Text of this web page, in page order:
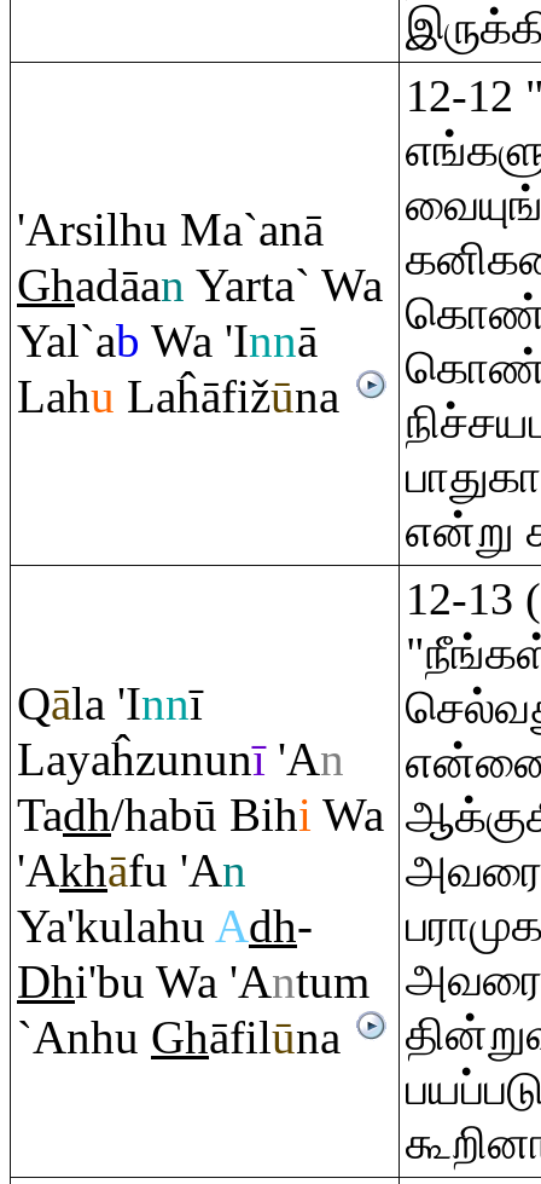
'Arsilhu Ma`anā
Ghadāan Yarta` Wa
Yal`ab Wa 'Innā
Lahu Laĥāfižūna
12-
என்று
Qāla 'Innī
Layaĥzununī'An
Tadh/habū Bihi Wa
'Akhāfu 'An
Ya'kulahu Adh-
Dhi'bu Wa 'Antum
`Anhu Ghāfilūna
12-13
அவரை
அவரை